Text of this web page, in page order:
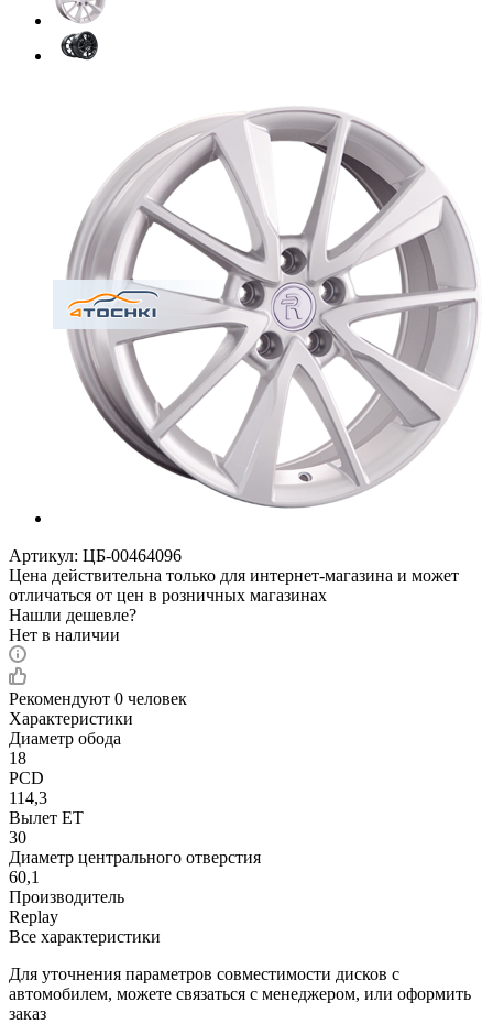
Артикул: ЦБ-00464096
Цена действительна только для интернет-магазина и может
отличаться от цен в розничных магазинах
Нашли дешевле?
Нет в наличии
Рекомендуют 0 человек
Характеристики
Диаметр обода
18
PCD
114,3
Вылет ET
30
Диаметр центрального отверстия
60,1
Производитель
Replay
Все характеристики
Для уточнения параметров совместимости дисков с
автомобилем, можете связаться с менеджером, или оформить
заказ